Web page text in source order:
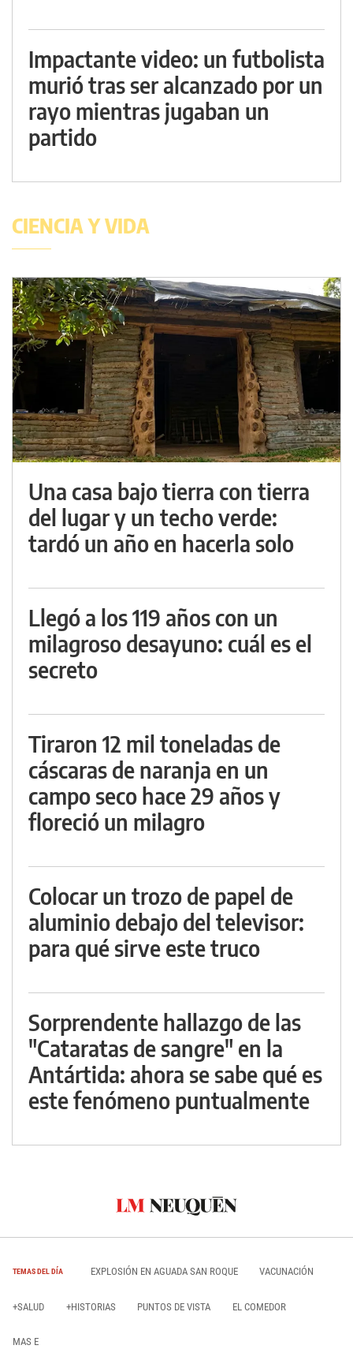
Impactante video: un futbolista
murió tras ser alcanzado por un
rayo mientras jugaban un
partido
CIENCIA Y VIDA
Una casa bajo tierra con tierra
del lugar y un techo verde:
tardó un año en hacerla solo
Llegó a los 119 años con un
milagroso desayuno: cuál es el
secreto
Tiraron 12 mil toneladas de
cáscaras de naranja en un
campo seco hace 29 años y
floreció un milagro
Colocar un trozo de papel de
aluminio debajo del televisor:
para qué sirve este truco
Sorprendente hallazgo de las
"Cataratas de sangre" en la
Antártida: ahora se sabe qué es
este fenómeno puntualmente
TEMAS DEL DÍA EXPLOSIÓN EN AGUADA SAN ROQUE VACUNACIÓN
+SALUD +HISTORIAS PUNTOS DE VISTA EL COMEDOR
MAS E